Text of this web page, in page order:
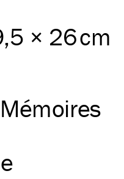
× 26 cm